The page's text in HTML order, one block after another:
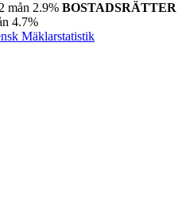
mån 2.9% BOSTADSRÄTTER
4.7%
Mäklarstatistik